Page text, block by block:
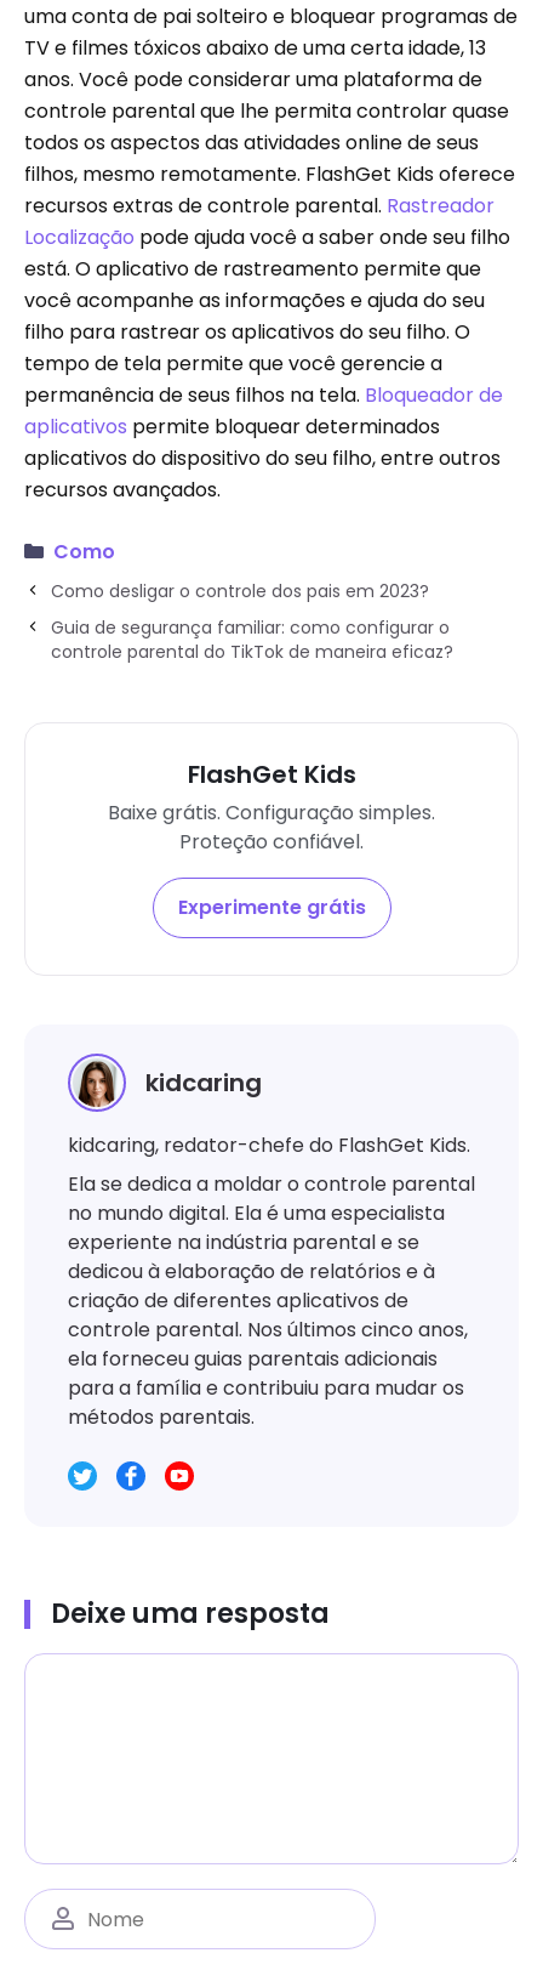
uma conta de pai solteiro e bloquear programas de
TV e filmes tóxicos abaixo de uma certa idade, 13
anos. Você pode considerar uma plataforma de
controle parental que lhe permita controlar quase
todos os aspectos das atividades online de seus
filhos, mesmo remotamente. FlashGet Kids oferece
recursos extras de controle parental. Rastreador
Localização pode ajuda você a saber onde seu filho
está. O aplicativo de rastreamento permite que
você acompanhe as informações e ajuda do seu
filho para rastrear os aplicativos do seu filho. O
tempo de tela permite que você gerencie a
permanência de seus filhos na tela. Bloqueador de
aplicativos permite bloquear determinados
aplicativos do dispositivo do seu filho, entre outros
recursos avançados.
Como
Como desligar o controle dos pais em 2023?
Guia de segurança familiar: como configurar o
controle parental do TikTok de maneira eficaz?
FlashGet Kids
Baixe grátis. Configuração simples.
Proteção confiável.
Experimente grátis
kidcaring
kidcaring, redator-chefe do FlashGet Kids.
Ela se dedica a moldar o controle parental
no mundo digital. Ela é uma especialista
experiente na indústria parental e se
dedicou à elaboração de relatórios e à
criação de diferentes aplicativos de
controle parental. Nos últimos cinco anos,
ela forneceu guias parentais adicionais
para a família e contribuiu para mudar os
métodos parentais.
Deixe uma resposta